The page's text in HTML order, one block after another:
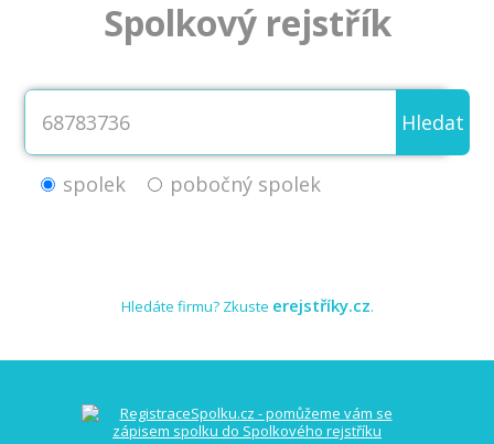
Spolkový rejstřík
Hledat
spolek pobočný spolek
Hledáte firmu? Zkuste erejstříky.cz.